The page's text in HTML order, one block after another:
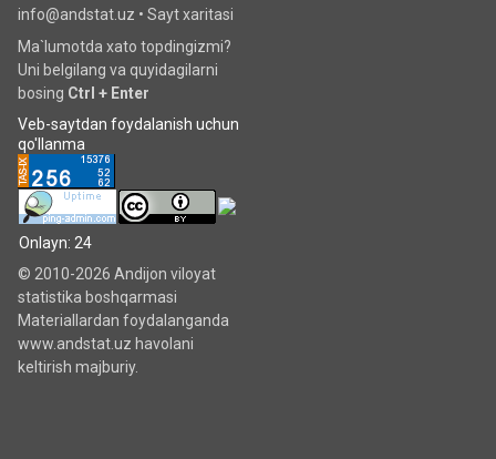
info@andstat.uz • Sayt xaritasi
Ma`lumotda xato topdingizmi?
Uni belgilang va quyidagilarni
bosing Ctrl + Enter
Veb-saytdan foydalanish uchun
qo'llanma
Onlayn: 24
© 2010-2026 Andijon viloyat
statistika boshqarmasi
Materiallardan foydalanganda
www.andstat.uz havolani
keltirish majburiy.